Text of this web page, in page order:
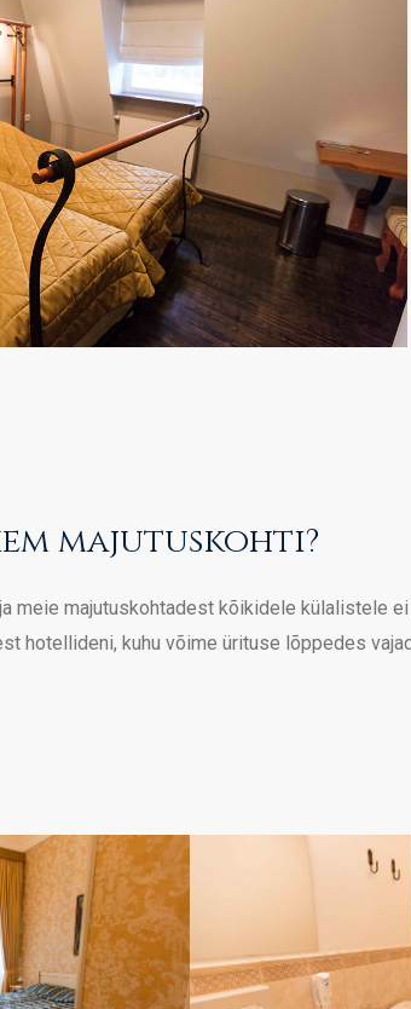
majutuskohti?
meie majutuskohtadest kõikidele külalistele
hotellideni, kuhu võime ürituse lõppedes